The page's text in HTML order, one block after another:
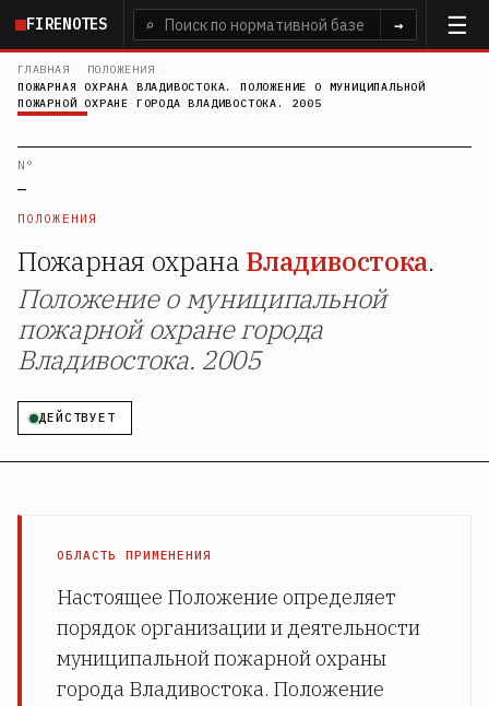
Перейти
основному
содержанию
FIRENOTES ⌕ →
ГЛАВНАЯ › ПОЛОЖЕНИЯ
›
ПОЖАРНАЯ ОХРАНА ВЛАДИВОСТОКА. ПОЛОЖЕНИЕ О МУНИЦИПАЛЬНОЙ
ПОЖАРНОЙ ОХРАНЕ ГОРОДА ВЛАДИВОСТОКА. 2005
N°
—
ПОЛОЖЕНИЯ
Пожарная охрана Владивостока.
Положение о муниципальной
пожарной охране города
Владивостока. 2005
ДЕЙСТВУЕТ
ОБЛАСТЬ ПРИМЕНЕНИЯ
Настоящее Положение определяет
порядок организации и деятельности
муниципальной пожарной охраны
города Владивостока. Положение